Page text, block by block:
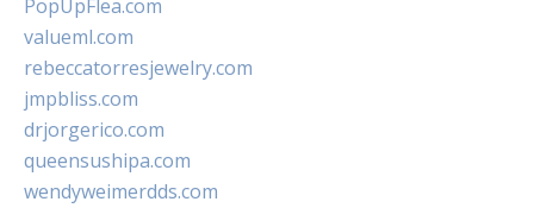
PopUpFlea.com
valueml.com
rebeccatorresjewelry.com
jmpbliss.com
drjorgerico.com
queensushipa.com
wendyweimerdds.com